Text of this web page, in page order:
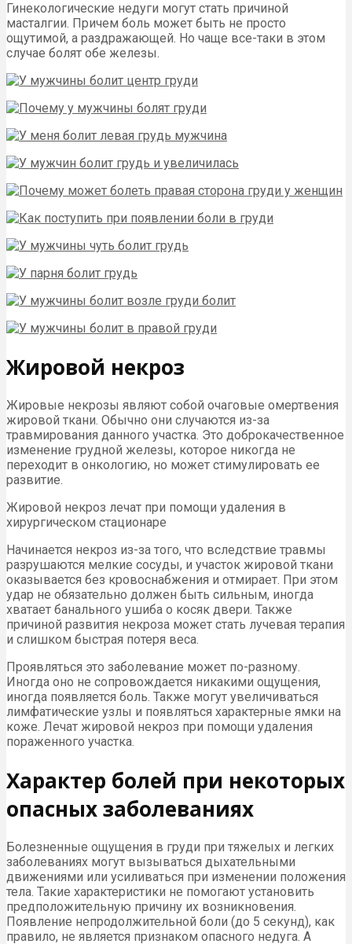
Гинекологические недуги могут стать причиной
масталгии. Причем боль может быть не просто
ощутимой, а раздражающей. Но чаще все-таки в этом
случае болят обе железы.
Жировой некроз
Жировые некрозы являют собой очаговые омертвения
жировой ткани. Обычно они случаются из-за
травмирования данного участка. Это доброкачественное
изменение грудной железы, которое никогда не
переходит в онкологию, но может стимулировать ее
развитие.
Жировой некроз лечат при помощи удаления в
хирургическом стационаре
Начинается некроз из-за того, что вследствие травмы
разрушаются мелкие сосуды, и участок жировой ткани
оказывается без кровоснабжения и отмирает. При этом
удар не обязательно должен быть сильным, иногда
хватает банального ушиба о косяк двери. Также
причиной развития некроза может стать лучевая терапия
и слишком быстрая потеря веса.
Проявляться это заболевание может по-разному.
Иногда оно не сопровождается никакими ощущения,
иногда появляется боль. Также могут увеличиваться
лимфатические узлы и появляться характерные ямки на
коже. Лечат жировой некроз при помощи удаления
пораженного участка.
Характер болей при некоторых
опасных заболеваниях
Болезненные ощущения в груди при тяжелых и легких
заболеваниях могут вызываться дыхательными
движениями или усиливаться при изменении положения
тела. Такие характеристики не помогают установить
предположительную причину их возникновения.
Появление непродолжительной боли (до 5 секунд), как
правило, не является признаком опасного недуга. А